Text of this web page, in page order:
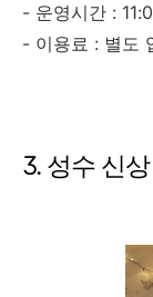
- 운영시간 :
- 이용료 : 별도
3. 성수 신